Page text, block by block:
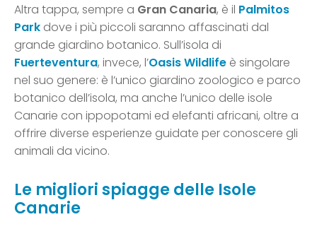
Altra tappa, sempre a Gran Canaria, è il Palmitos
Park dove i più piccoli saranno affascinati dal
grande giardino botanico. Sull’isola di
Fuerteventura, invece, l’Oasis Wildlife è singolare
nel suo genere: è l’unico giardino zoologico e parco
botanico dell’isola, ma anche l’unico delle isole
Canarie con ippopotami ed elefanti africani, oltre a
offrire diverse esperienze guidate per conoscere gli
animali da vicino.
Le migliori spiagge delle Isole
Canarie